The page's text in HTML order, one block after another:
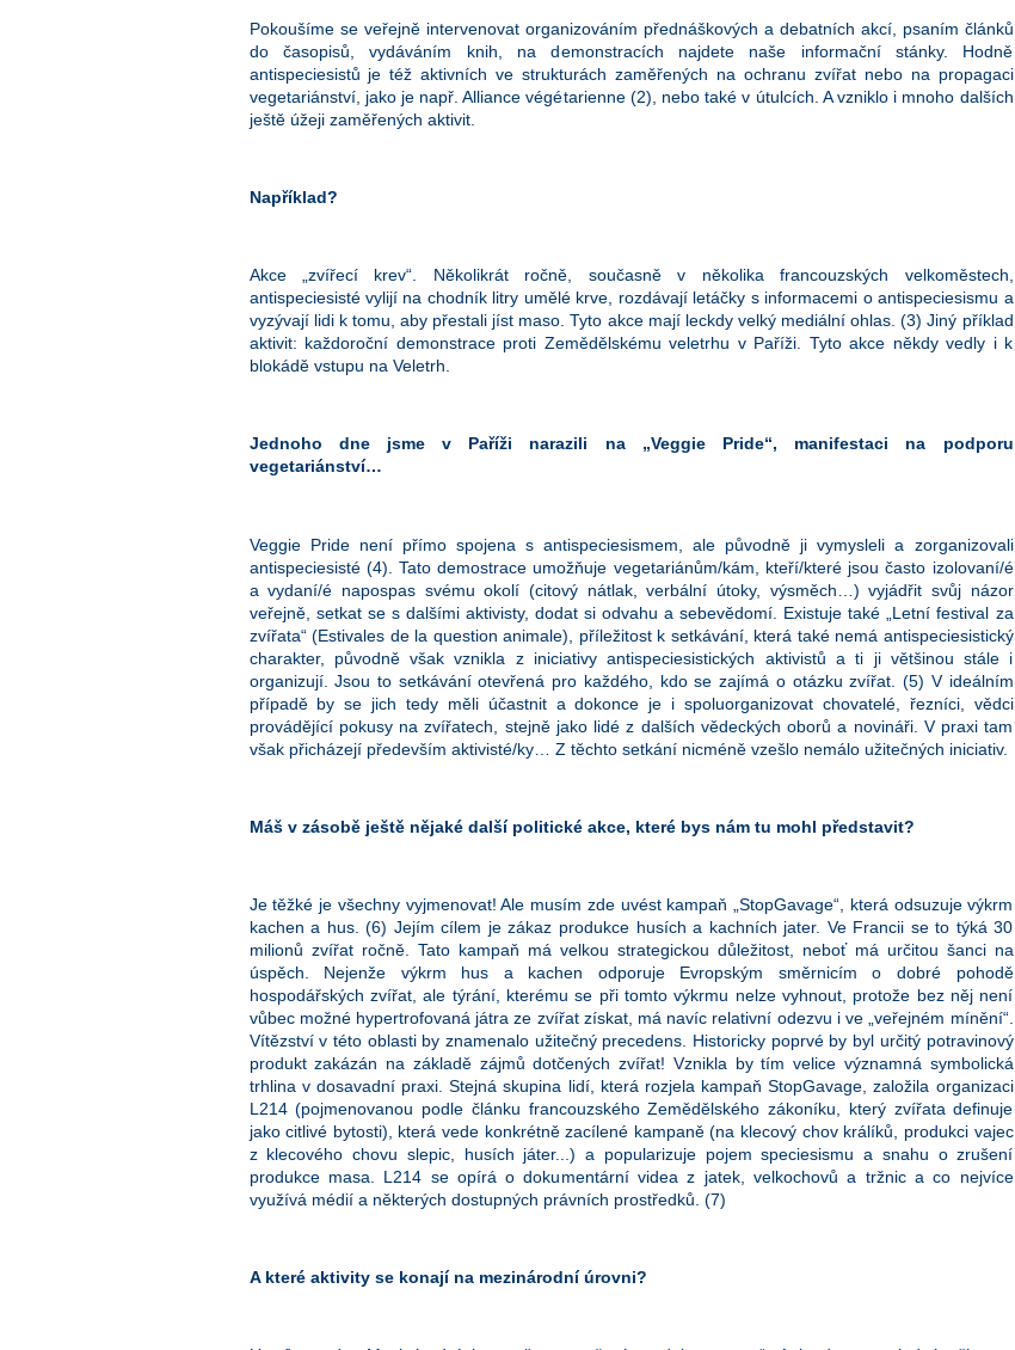
Pokoušíme se veřejně intervenovat organizováním přednáškových a debatních akcí, psaním článků
do časopisů, vydáváním knih, na demonstracích najdete naše informační stánky. Hodně
antispeciesistů je též aktivních ve strukturách zaměřených na ochranu zvířat nebo na propagaci
vegetariánství, jako je např. Alliance végétarienne (2), nebo také v útulcích. A vzniklo i mnoho dalších
ještě úžeji zaměřených aktivit.
Například?
Akce „zvířecí krev“. Několikrát ročně, současně v několika francouzských velkoměstech,
antispeciesisté vylijí na chodník litry umělé krve, rozdávají letáčky s informacemi o antispeciesismu a
vyzývají lidi k tomu, aby přestali jíst maso. Tyto akce mají leckdy velký mediální ohlas. (3) Jiný příklad
aktivit: každoroční demonstrace proti Zemědělskému veletrhu v Paříži. Tyto akce někdy vedly i k
blokádě vstupu na Veletrh.
Jednoho dne jsme v Paříži narazili na „Veggie Pride“, manifestaci na podporu
vegetariánství…
Veggie Pride není přímo spojena s antispeciesismem, ale původně ji vymysleli a zorganizovali
antispeciesisté (4). Tato demostrace umožňuje vegetariánům/kám, kteří/které jsou často izolovaní/é
a vydaní/é napospas svému okolí (citový nátlak, verbální útoky, výsměch…) vyjádřit svůj názor
veřejně, setkat se s dalšími aktivisty, dodat si odvahu a sebevědomí. Existuje také „Letní festival za
zvířata“ (Estivales de la question animale), příležitost k setkávání, která také nemá antispeciesistický
charakter, původně však vznikla z iniciativy antispeciesistických aktivistů a ti ji většinou stále i
organizují. Jsou to setkávání otevřená pro každého, kdo se zajímá o otázku zvířat. (5) V ideálním
případě by se jich tedy měli účastnit a dokonce je i spoluorganizovat chovatelé, řezníci, vědci
provádějící pokusy na zvířatech, stejně jako lidé z dalších vědeckých oborů a novináři. V praxi tam
však přicházejí především aktivisté/ky… Z těchto setkání nicméně vzešlo nemálo užitečných iniciativ.
Máš v zásobě ještě nějaké další politické akce, které bys nám tu mohl představit?
Je těžké je všechny vyjmenovat! Ale musím zde uvést kampaň „StopGavage“, která odsuzuje výkrm
kachen a hus. (6) Jejím cílem je zákaz produkce husích a kachních jater. Ve Francii se to týká 30
milionů zvířat ročně. Tato kampaň má velkou strategickou důležitost, neboť má určitou šanci na
úspěch. Nejenže výkrm hus a kachen odporuje Evropským směrnicím o dobré pohodě
hospodářských zvířat, ale týrání, kterému se při tomto výkrmu nelze vyhnout, protože bez něj není
vůbec možné hypertrofovaná játra ze zvířat získat, má navíc relativní odezvu i ve „veřejném mínění“.
Vítězství v této oblasti by znamenalo užitečný precedens. Historicky poprvé by byl určitý potravinový
produkt zakázán na základě zájmů dotčených zvířat! Vznikla by tím velice významná symbolická
trhlina v dosavadní praxi. Stejná skupina lidí, která rozjela kampaň StopGavage, založila organizaci
L214 (pojmenovanou podle článku francouzského Zemědělského zákoníku, který zvířata definuje
jako citlivé bytosti), která vede konkrétně zacílené kampaně (na klecový chov králíků, produkci vajec
z klecového chovu slepic, husích játer...) a popularizuje pojem speciesismu a snahu o zrušení
produkce masa. L214 se opírá o dokumentární videa z jatek, velkochovů a tržnic a co nejvíce
využívá médií a některých dostupných právních prostředků. (7)
A které aktivity se konají na mezinárodní úrovni?